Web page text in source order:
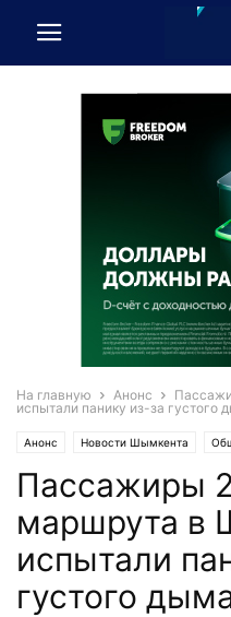
На главную Анонс
испытали панику из-за густого
Анонс Новости Шымкента
Пассажиры
маршрута в
испытали
густого